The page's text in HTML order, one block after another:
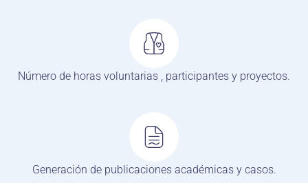
Número de horas voluntarias , participantes y proyectos.
Generación de publicaciones académicas y casos.